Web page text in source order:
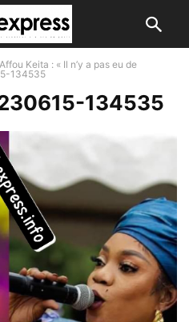
Keita : « Il n’y a pas eu de
134535
134535